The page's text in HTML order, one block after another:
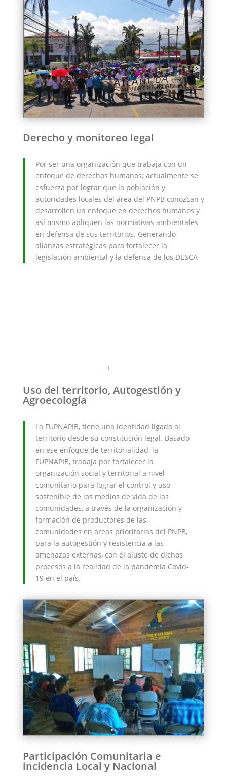
Derecho y monitoreo legal
Por ser una organización que trabaja con un
enfoque de derechos humanos; actualmente se
esfuerza por lograr que la población y
autoridades locales del área del PNPB conozcan y
desarrollen un enfoque en derechos humanos y
así mismo apliquen las normativas ambientales
en defensa de sus territorios. Generando
alianzas estratégicas para fortalecer la
legislación ambiental y la defensa de los DESCA
Uso del territorio, Autogestión y
Agroecología
La FUPNAPIB, tiene una identidad ligada al
territorio desde su constitución legal. Basado
en ese enfoque de territorialidad, la
FUPNAPIB, trabaja por fortalecer la
organización social y territorial a nivel
comunitario para lograr el control y uso
sostenible de los medios de vida de las
comunidades, a través de la organización y
formación de productores de las
comunidades en áreas prioritarias del PNPB,
para la autogestión y resistencia a las
amenazas externas, con el ajuste de dichos
procesos a la realidad de la pandemia Covid-
19 en el país.
Participación Comunitaria e
incidencia Local y Nacional